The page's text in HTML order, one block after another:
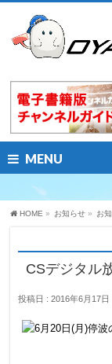
MENU
HOME » お知らせ » お
CSデジタル
投稿日 : 2016年6月17日